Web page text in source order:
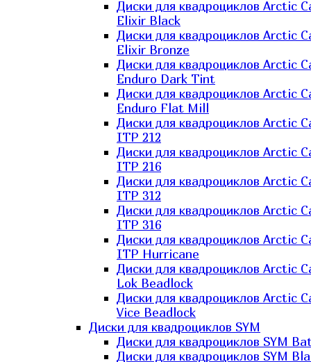
Диски для квадроциклов Arctic
Elixir Black
Диски для квадроциклов Arctic
Elixir Bronze
Диски для квадроциклов Arctic
Enduro Dark Tint
Диски для квадроциклов Arctic
Enduro Flat Mill
Диски для квадроциклов Arctic
ITP 212
Диски для квадроциклов Arctic
ITP 216
Диски для квадроциклов Arctic
ITP 312
Диски для квадроциклов Arctic
ITP 316
Диски для квадроциклов Arctic
ITP Hurricane
Диски для квадроциклов Arctic
Lok Beadlock
Диски для квадроциклов Arctic
Vice Beadlock
Диски для квадроциклов SYM
Диски для квадроциклов SYM
Диски для квадроциклов SYM